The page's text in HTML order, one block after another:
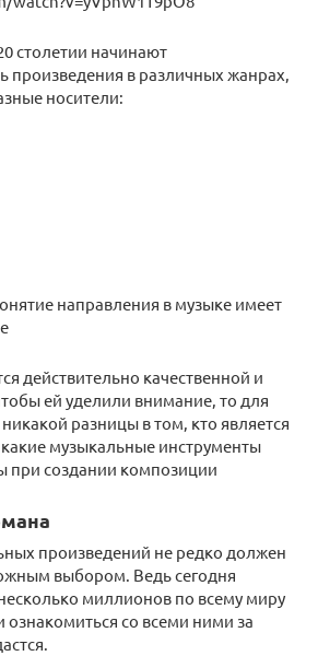
столетии начинают
произведения в различных жанрах,
носители:
направления в музыке имеет
действительно качественной и
ей уделили внимание, то для
разницы в том, кто является
музыкальные инструменты
при создании композиции
произведений не редко должен
выбором. Ведь сегодня
миллионов по всему миру
со всеми ними за